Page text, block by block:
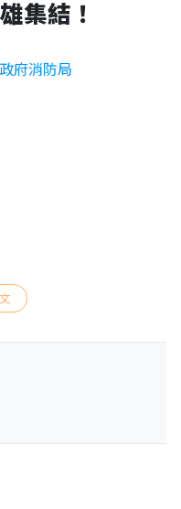
集結！
府消防局